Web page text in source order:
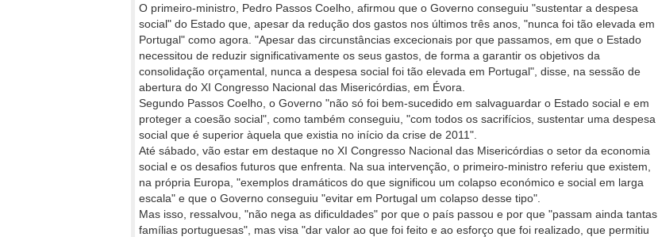
O primeiro-ministro, Pedro Passos Coelho, afirmou que o Governo conseguiu "sustentar a despesa
social" do Estado que, apesar da redução dos gastos nos últimos três anos, "nunca foi tão elevada em
Portugal" como agora. "Apesar das circunstâncias excecionais por que passamos, em que o Estado
necessitou de reduzir significativamente os seus gastos, de forma a garantir os objetivos da
consolidação orçamental, nunca a despesa social foi tão elevada em Portugal", disse, na sessão de
abertura do XI Congresso Nacional das Misericórdias, em Évora.
Segundo Passos Coelho, o Governo "não só foi bem-sucedido em salvaguardar o Estado social e em
proteger a coesão social", como também conseguiu, "com todos os sacrifícios, sustentar uma despesa
social que é superior àquela que existia no início da crise de 2011".
Até sábado, vão estar em destaque no XI Congresso Nacional das Misericórdias o setor da economia
social e os desafios futuros que enfrenta. Na sua intervenção, o primeiro-ministro referiu que existem,
na própria Europa, "exemplos dramáticos do que significou um colapso económico e social em larga
escala" e que o Governo conseguiu "evitar em Portugal um colapso desse tipo".
Mas isso, ressalvou, "não nega as dificuldades" por que o país passou e por que "passam ainda tantas
famílias portuguesas", mas visa "dar valor ao que foi feito e ao esforço que foi realizado, que permitiu